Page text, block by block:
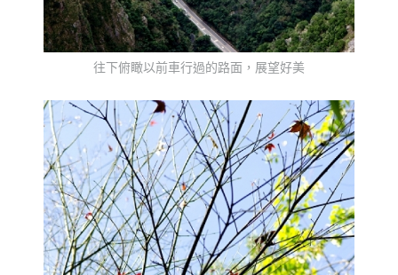
往下俯瞰以前車行過的路面，展望好美